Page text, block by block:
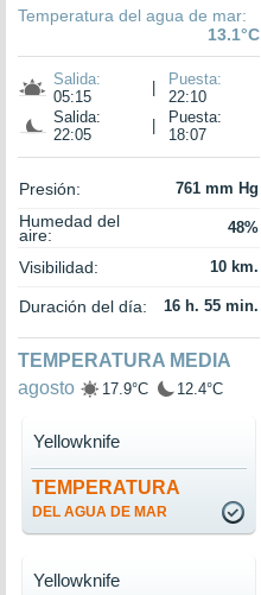
Temperatura del agua de mar:
13.1°C
Salida:
05:15
Puesta:
22:10
Salida:
22:05
Puesta:
18:07
Presión: 761 mm Hg
Humedad del
aire: 48%
Visibilidad: 10 km.
Duración del día: 16 h. 55 min.
TEMPERATURA MEDIA
agosto
17.9°C 12.4°C
TEMPERATURA
DEL AGUA DE MAR
Yellowknife
Yellowknife